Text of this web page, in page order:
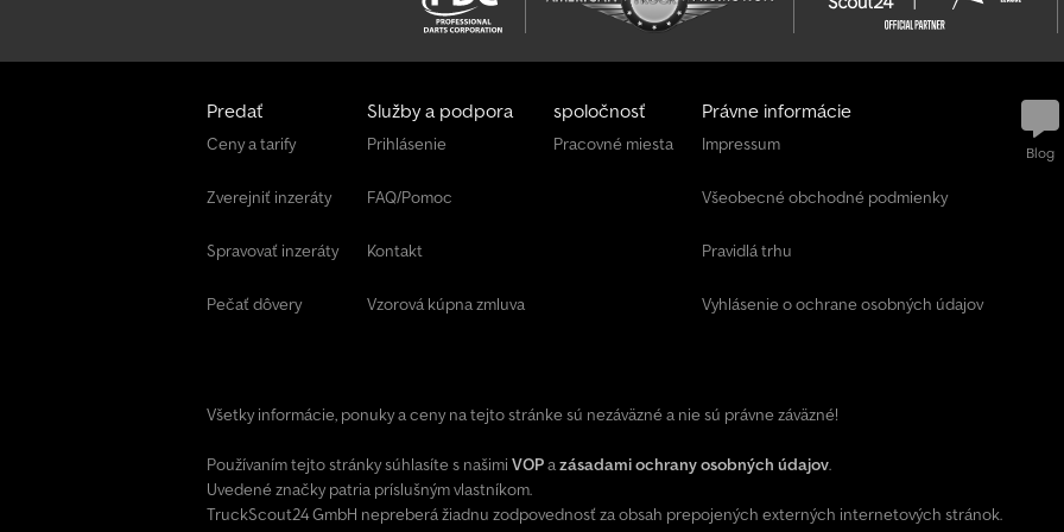
t
r
5
Predať
Ceny a tarify
Zverejniť inzeráty
Spravovať inzeráty
Pečať dôvery
Služby a podpora
Prihlásenie
FAQ/Pomoc
Kontakt
Vzorová kúpna zmluva
spoločnosť
Pracovné miesta
Právne informácie
Impressum
Všeobecné obchodné podmienky
Pravidlá trhu
Vyhlásenie o ochrane osobných údajov
Blog
Všetky informácie, ponuky a ceny na tejto stránke sú nezáväzné a nie sú právne záväzné!
Používaním tejto stránky súhlasíte s našimi VOPazásadami ochrany osobných údajov.
Uvedené značky patria príslušným vlastníkom.
TruckScout24 GmbH nepreberá žiadnu zodpovednosť za obsah prepojených externých internetových stránok.